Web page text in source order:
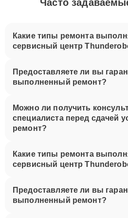
Часто
Какие типы ремонта
сервисный центр
Предоставляете ли вы
выполненный ремонт?
Можно ли получить
специалиста перед сдачей
ремонт?
Какие типы ремонта
сервисный центр
Предоставляете ли вы
выполненный ремонт?